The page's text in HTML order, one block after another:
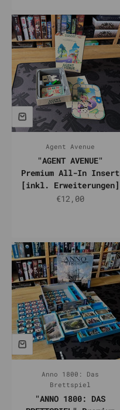
Agent Avenue
"AGENT AVENUE"
Premium All-In Insert
[inkl. Erweiterungen]
Prix de vente
€12,00
Anno 1800: Das
Brettspiel
"ANNO 1800: DAS